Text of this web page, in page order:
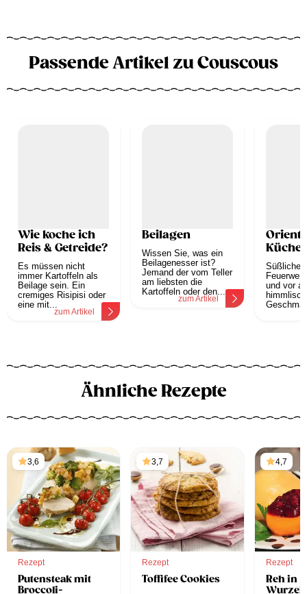
Passende Artikel zu Couscous
Wie koche ich
Reis & Getreide?
Es müssen nicht
immer Kartoffeln als
Beilage sein. Ein
cremiges Risipisi oder
eine mit...
zum Artikel
Beilagen
Wissen Sie, was ein
Beilagenesser ist?
Jemand der vom Teller
am liebsten die
Kartoffeln oder den...
zum Artikel
Küche
Süßliche
und vor
Ähnliche Rezepte
3,6
Rezept
Putensteak mit
Broccoli-
3,7
Rezept
Toffifee Cookies
4,7
Rezept
Reh in